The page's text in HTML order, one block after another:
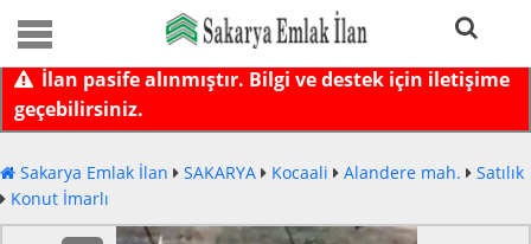
İlan pasife alınmıştır. Bilgi ve destek için iletişime
geçebilirsiniz.
Sakarya Emlak İlan SAKARYA Kocaali Alandere mah.
Satılık
Konut İmarlı